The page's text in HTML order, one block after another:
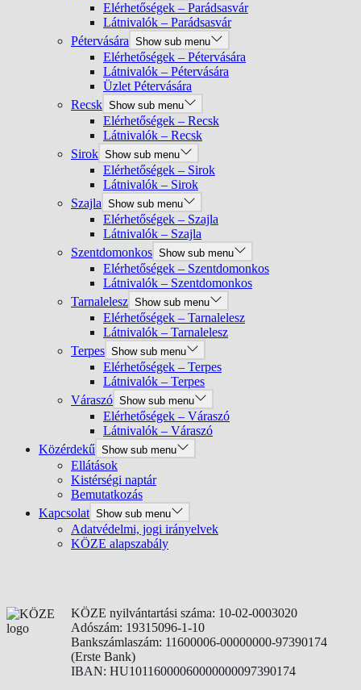
Elérhetőségek – Parádsasvár
Látnivalók – Parádsasvár
Pétervására Show sub menu
Elérhetőségek – Pétervására
Látnivalók – Pétervására
Üzlet Pétervására
Recsk Show sub menu
Elérhetőségek – Recsk
Látnivalók – Recsk
Sirok Show sub menu
Elérhetőségek – Sirok
Látnivalók – Sirok
Szajla Show sub menu
Elérhetőségek – Szajla
Látnivalók – Szajla
Szentdomonkos Show sub menu
Elérhetőségek – Szentdomonkos
Látnivalók – Szentdomonkos
Tarnalelesz Show sub menu
Elérhetőségek – Tarnalelesz
Látnivalók – Tarnalelesz
Terpes Show sub menu
Elérhetőségek – Terpes
Látnivalók – Terpes
Váraszó Show sub menu
Elérhetőségek – Váraszó
Látnivalók – Váraszó
Közérdekű Show sub menu
Ellátások
Kistérségi naptár
Bemutatkozás
Kapcsolat Show sub menu
Adatvédelmi, jogi irányelvek
KÖZE alapszabály
KÖZE nyilvántartási száma: 10-02-0003020
Adószám: 19315096-1-10
Bankszámlaszám: 11600006-00000000-97390174
(Erste Bank)
IBAN: HU10116000060000000097390174